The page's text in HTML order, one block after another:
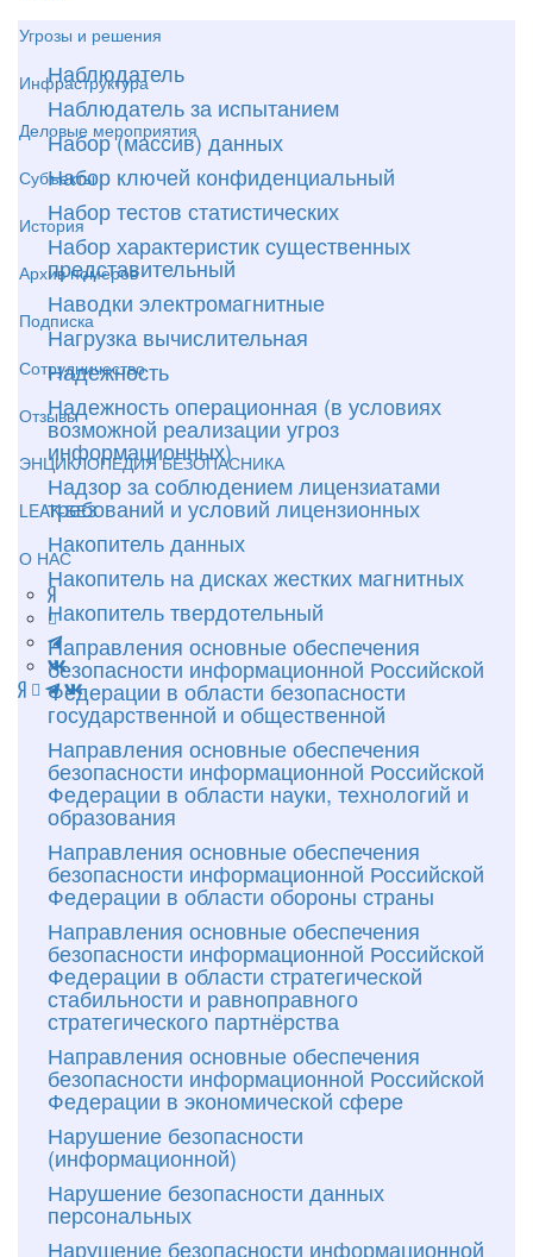
Угрозы и решения
Инфраструктура
Деловые мероприятия
Субъекты
История
Архив номеров
Подписка
Сотрудничество
Отзывы
ЭНЦИКЛОПЕДИЯ БЕЗОПАСНИКА
LEAK-БЕЗ
О НАС
Наблюдатель
Наблюдатель за испытанием
Набор (массив) данных
Набор ключей конфиденциальный
Набор тестов статистических
Набор характеристик существенных
представительный
Наводки электромагнитные
Нагрузка вычислительная
Надежность
Надежность операционная (в условиях
возможной реализации угроз
информационных)
Надзор за соблюдением лицензиатами
требований и условий лицензионных
Накопитель данных
Накопитель на дисках жестких магнитных
Накопитель твердотельный
Направления основные обеспечения
безопасности информационной Российской
Федерации в области безопасности
государственной и общественной
Направления основные обеспечения
безопасности информационной Российской
Федерации в области науки, технологий и
образования
Направления основные обеспечения
безопасности информационной Российской
Федерации в области обороны страны
Направления основные обеспечения
безопасности информационной Российской
Федерации в области стратегической
стабильности и равноправного
стратегического партнёрства
Направления основные обеспечения
безопасности информационной Российской
Федерации в экономической сфере
Нарушение безопасности
(информационной)
Нарушение безопасности данных
персональных
Нарушение безопасности информационной